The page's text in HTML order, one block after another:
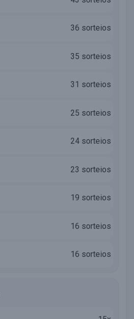
36 sorteios
35 sorteios
31 sorteios
25 sorteios
24 sorteios
23 sorteios
19 sorteios
16 sorteios
16 sorteios